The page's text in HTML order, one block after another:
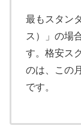
最もスタン
ス）」の場
す。格安ス
のは、この
です。